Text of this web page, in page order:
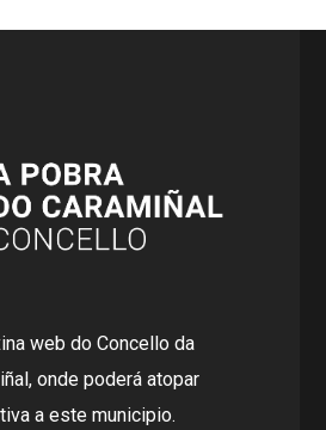
web do Concello da
onde poderá atopar
a este municipio.